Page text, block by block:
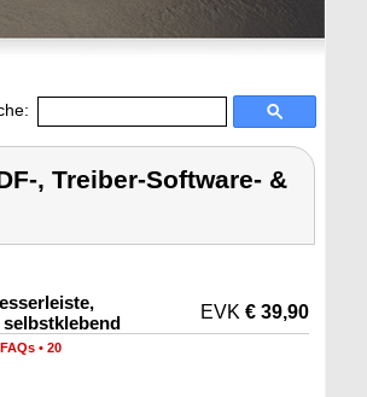
, Treiber-Software- &
EVK € 39,90
• 20